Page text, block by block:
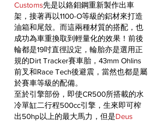
Customs先是以鉻鉬鋼重新製作出車
架，接著再以1100-O等級的鋁材來打造
油箱和尾殼。而這兩種材質的搭配，也
成功為車重換取到輕量化的效果！前後
輪都是19吋直徑設定，輪胎亦是選用正
規的Dirt Tracker賽車胎，43mm Ohlins
前叉和Race Tech後避震，當然也都是屬
於賽車等級的配備。
至於引擎部份，即使CR500所搭載的水
冷單缸二行程500cc引擎，生來即可榨
出50hp以上的最大馬力，但是Deus